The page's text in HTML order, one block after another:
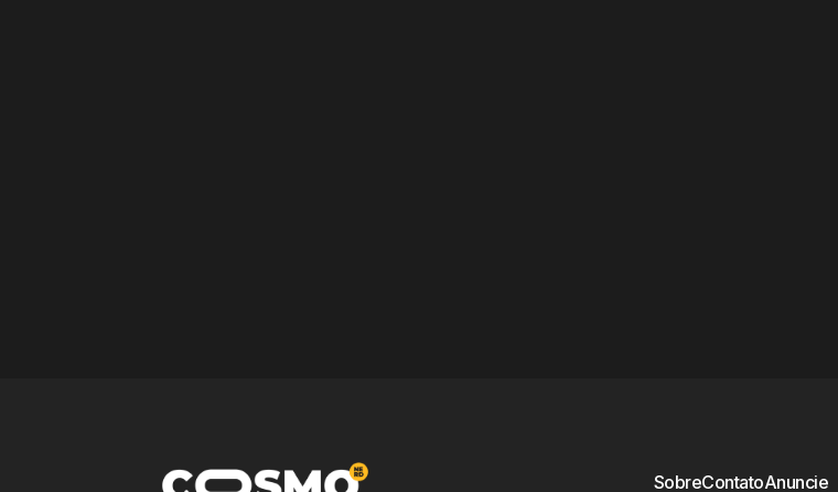
SobreContatoAnuncie